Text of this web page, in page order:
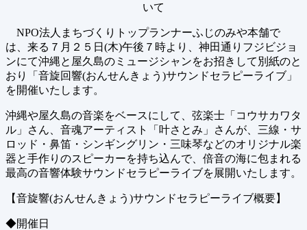
いて
NPO法人まちづくりトップランナーふじのみや本舗で
は、来る７月２５日(木)午後７時より、神田通りフジビジョ
ンにて沖縄と屋久島のミュージシャンをお招きして別紙のと
おり「音旋回響(おんせんきょう)サウンドセラピーライブ」
を開催いたします。
沖縄や屋久島の音楽をベースにして、弦楽士「コウサカワタ
ル」さん、音魂アーティスト「叶さとみ」さんが、三線・サ
ロッド・鼻笛・シンギングリン・三味琴などのオリジナル楽
器と手作りのスピーカーを持ち込んで、倍音の海に包まれる
最高の音響体験サウンドセラピーライブを展開いたします。
【音旋響(おんせんきょう)サウンドセラピーライブ概要】
◆開催日